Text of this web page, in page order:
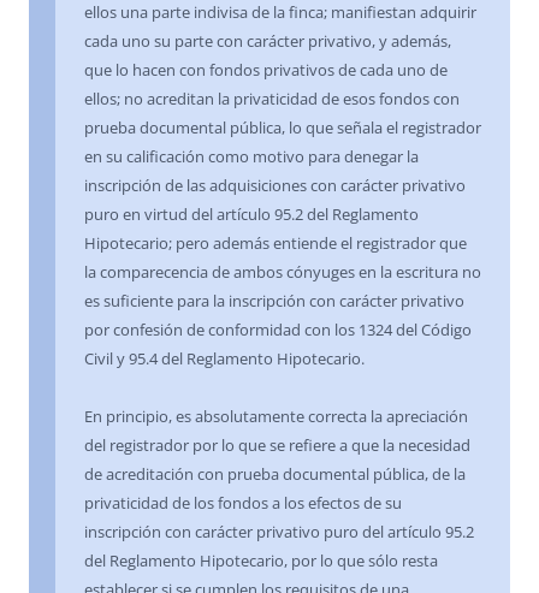
ellos una parte indivisa de la finca; manifiestan adquirir
cada uno su parte con carácter privativo, y además,
que lo hacen con fondos privativos de cada uno de
ellos; no acreditan la privaticidad de esos fondos con
prueba documental pública, lo que señala el registrador
en su calificación como motivo para denegar la
inscripción de las adquisiciones con carácter privativo
puro en virtud del artículo 95.2 del Reglamento
Hipotecario; pero además entiende el registrador que
la comparecencia de ambos cónyuges en la escritura no
es suficiente para la inscripción con carácter privativo
por confesión de conformidad con los 1324 del Código
Civil y 95.4 del Reglamento Hipotecario.
En principio, es absolutamente correcta la apreciación
del registrador por lo que se refiere a que la necesidad
de acreditación con prueba documental pública, de la
privaticidad de los fondos a los efectos de su
inscripción con carácter privativo puro del artículo 95.2
del Reglamento Hipotecario, por lo que sólo resta